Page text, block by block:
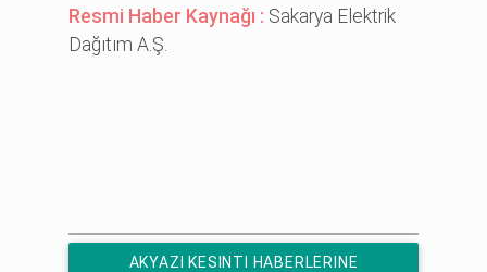
Resmi Haber Kaynağı : Sakarya Elektrik
Dağıtım A.Ş.
AKYAZI KESINTI HABERLERINE